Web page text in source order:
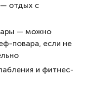
— отдых с
— можно
повара, если не
и фитнес-